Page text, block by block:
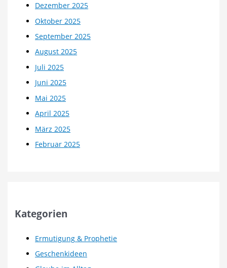
Dezember 2025
Oktober 2025
September 2025
August 2025
Juli 2025
Juni 2025
Mai 2025
April 2025
März 2025
Februar 2025
Kategorien
Ermutigung & Prophetie
Geschenkideen